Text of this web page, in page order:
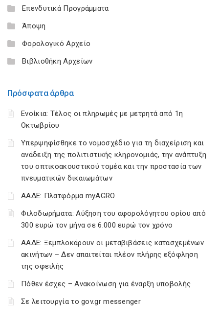
Επενδυτικά Προγράμματα
Άποψη
Φορολογικό Αρχείο
Βιβλιοθήκη Αρχείων
Πρόσφατα άρθρα
Ενοίκια: Τέλος οι πληρωμές με μετρητά από 1η
Οκτωβρίου
Υπερψηφίσθηκε το νομοσχέδιο για τη διαχείριση και
ανάδειξη της πολιτιστικής κληρονομιάς, την ανάπτυξη
του οπτικοακουστικού τομέα και την προστασία των
πνευματικών δικαιωμάτων
ΑΑΔΕ: Πλατφόρμα myAGRO
Φιλοδωρήματα: Αύξηση του αφορολόγητου ορίου από
300 ευρώ τον μήνα σε 6.000 ευρώ τον χρόνο
ΑΑΔΕ: Ξεμπλοκάρουν οι μεταβιβάσεις κατασχεμένων
ακινήτων – Δεν απαιτείται πλέον πλήρης εξόφληση
της οφειλής
Πόθεν έσχες – Ανακοίνωση για έναρξη υποβολής
Σε λειτουργία το gov.gr messenger